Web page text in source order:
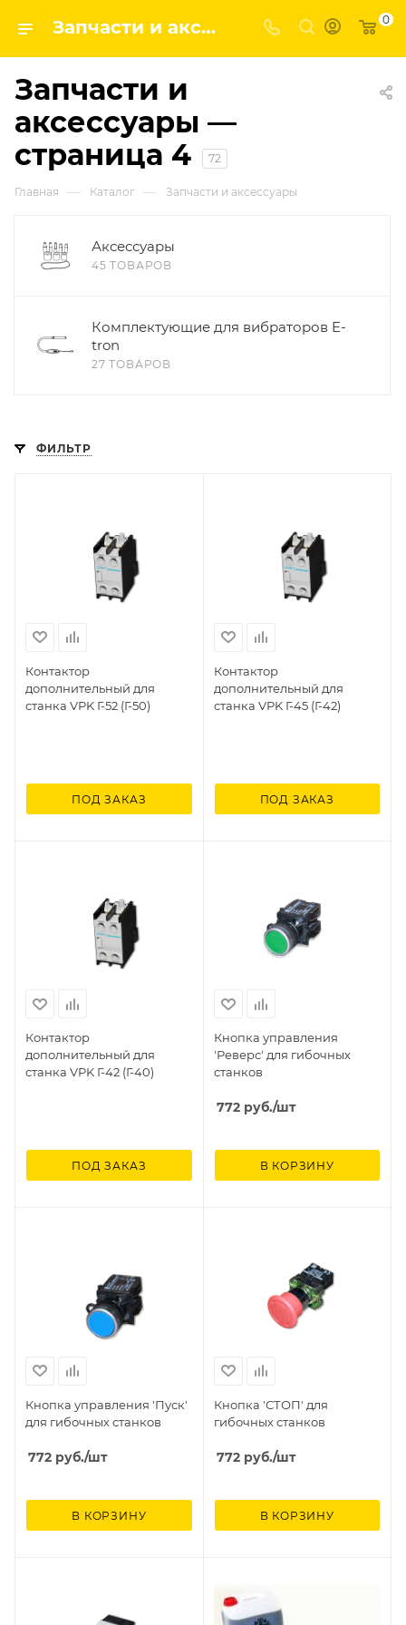
Запчасти и аксессуары | Завод строительных и промышленных механизмов VPK — страница 4 0
Запчасти и
аксессуары —
страница 4
72
Главная — Каталог — Запчасти и аксессуары
Аксессуары
45 ТОВАРОВ
Комплектующие для вибраторов E-
tron
27 ТОВАРОВ
ФИЛЬТР
Контактор
дополнительный для
станка VPK Г-52 (Г-50)
ПОД ЗАКАЗ
Контактор
дополнительный для
станка VPK Г-45 (Г-42)
ПОД ЗАКАЗ
Контактор
дополнительный для
станка VPK Г-42 (Г-40)
ПОД ЗАКАЗ
Кнопка управления
'Реверс' для гибочных
станков
772руб./шт
В КОРЗИНУ
Кнопка управления 'Пуск'
для гибочных станков
772 руб./шт
В КОРЗИНУ
Кнопка 'СТОП' для
гибочных станков
772руб./шт
В КОРЗИНУ